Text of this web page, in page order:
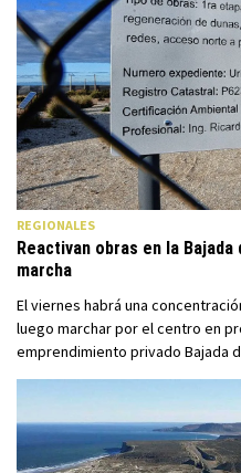
REGIONALES
Reactivan obras en la
marcha
El viernes habrá una
luego marchar por el centro en
emprendimiento privado Bajada